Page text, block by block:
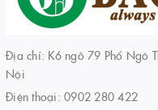
Địa chỉ: K6 ngõ 79 Phố Ngô
Nội
Điện thoại: 0902 280 422